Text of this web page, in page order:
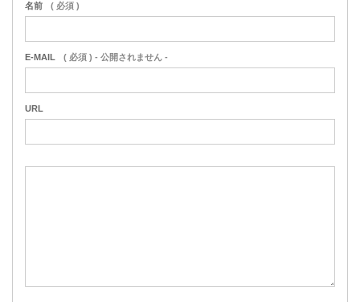
名前 ( 必須 )
E-MAIL ( 必須 ) - 公開されません -
URL